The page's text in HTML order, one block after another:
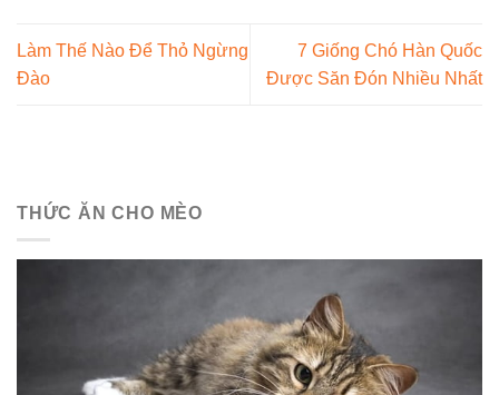
Làm Thế Nào Để Thỏ Ngừng
Đào
7 Giống Chó Hàn Quốc
Được Săn Đón Nhiều Nhất
THỨC ĂN CHO MÈO